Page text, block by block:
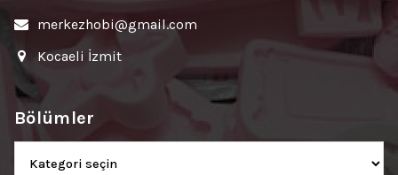
merkezhobi@gmail.com
Kocaeli İzmit
Bölümler
Bölümler